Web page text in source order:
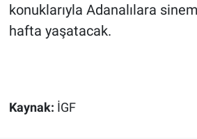
konuklarıyla Adanalılara
hafta yaşatacak.
Kaynak: İGF